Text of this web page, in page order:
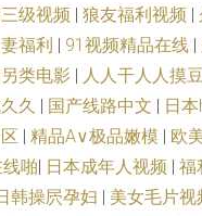
级视频 | 狼友福利视频 |
福利 | 91视频精品在线 |
类电影 | 人人干人人摸
久 | 国产线路中文 | 日
| 精品A∨极品嫩模 | 欧
啪| 日本成年人视频 | 福
韩操屄孕妇 | 美女毛片视